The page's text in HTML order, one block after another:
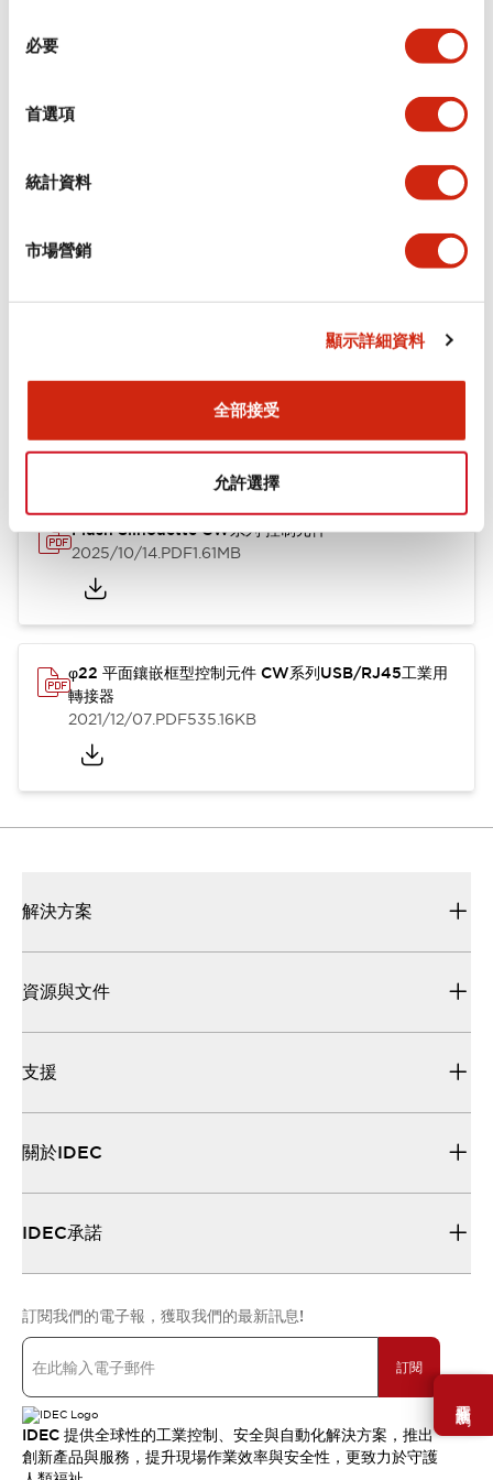
必要
首選項
統計資料
市場營銷
顯示詳細資料
全部接受
允許選擇
需要幫助嗎？
環境規範
功能規格
機械規格
型錄和宣傳手冊 CAD檔 認證與標準
Flush Silhouette CW系列 控制元件
2025/10/14.PDF1.61MB
φ22 平面鑲嵌框型控制元件 CW系列USB/RJ45工業用
轉接器
2021/12/07.PDF535.16KB
解決方案
資源與文件
支援
關於IDEC
IDEC承諾
訂閱我們的電子報，獲取我們的最新訊息!
訂閱
IDEC 提供全球性的工業控制、安全與自動化解決方案，推出
創新產品與服務，提升現場作業效率與安全性，更致力於守護